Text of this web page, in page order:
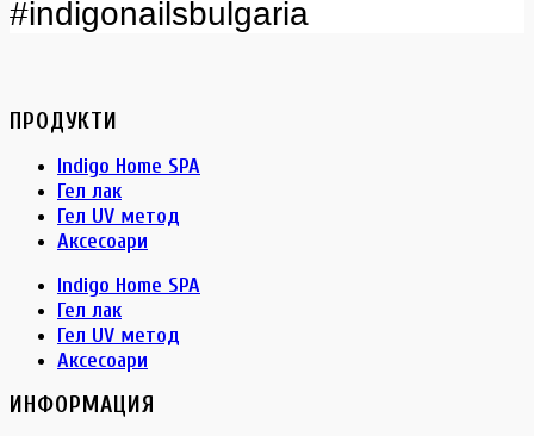
#indigonailsbulgaria
ПРОДУКТИ
Indigo Home SPA
Гел лак
Гел UV метод
Аксесоари
Indigo Home SPA
Гел лак
Гел UV метод
Аксесоари
ИНФОРМАЦИЯ